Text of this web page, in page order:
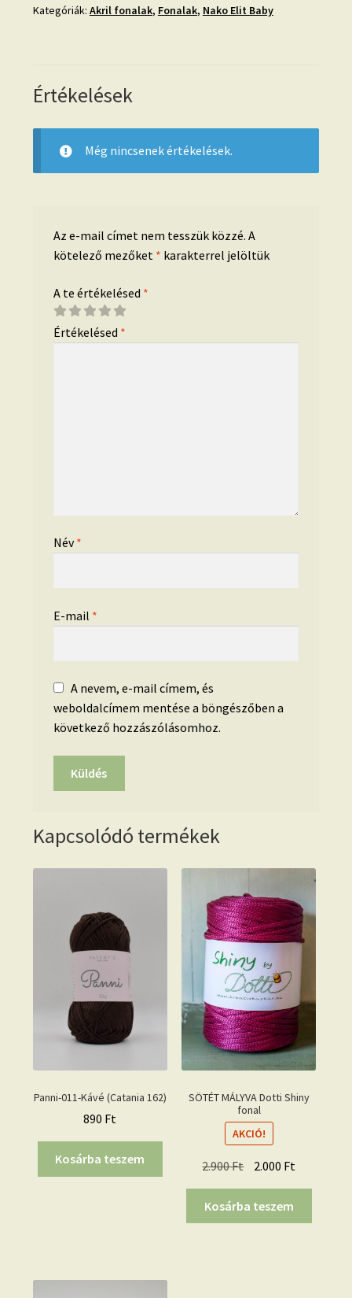
fehér-
Kategóriák: Akril fonalak, Fonalak, Nako Elit Baby
Értékelések
Még nincsenek értékelések.
Az e-mail címet nem tesszük közzé. A
kötelező mezőket * karakterrel jelöltük
A te értékelésed *
Értékelésed *
Név*
E-mail *
A nevem, e-mail címem, és
weboldalcímem mentése a böngészőben a
következő hozzászólásomhoz.
Kapcsolódó termékek
Panni-011-Kávé (Catania 162)
890 Ft
Kosárba teszem
SÖTÉT MÁLYVA Dotti Shiny
fonal
AKCIÓ!
2.900Ft Original
was:
2.900 Ft.
2.000 Ft
2.000 Ft.
Kosárba teszem